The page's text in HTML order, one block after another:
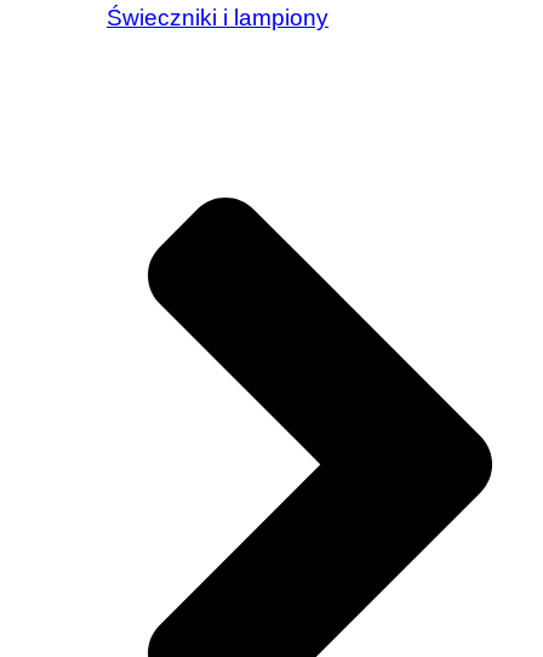
Świeczniki i lampiony